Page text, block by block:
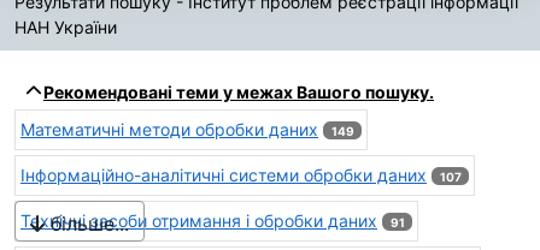
НАН України
Рекомендовані теми у межах Вашого пошуку.
Математичні методи обробки даних
149
Інформаційно-аналітичні системи обробки даних 107
Технічні засоби отримання і обробки даних 91
більше...